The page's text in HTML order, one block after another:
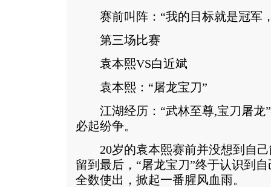
赛前叫阵：“我的目标就是冠军
第三场比赛
袁本熙VS白近斌
袁本熙：“屠龙宝刀”
江湖经历：“武林至尊,宝刀屠
必起纷争。
20岁的袁本熙赛前并没想到自己
留到最后，“屠龙宝刀”终于认识到
全数使出，掀起一番腥风血雨。